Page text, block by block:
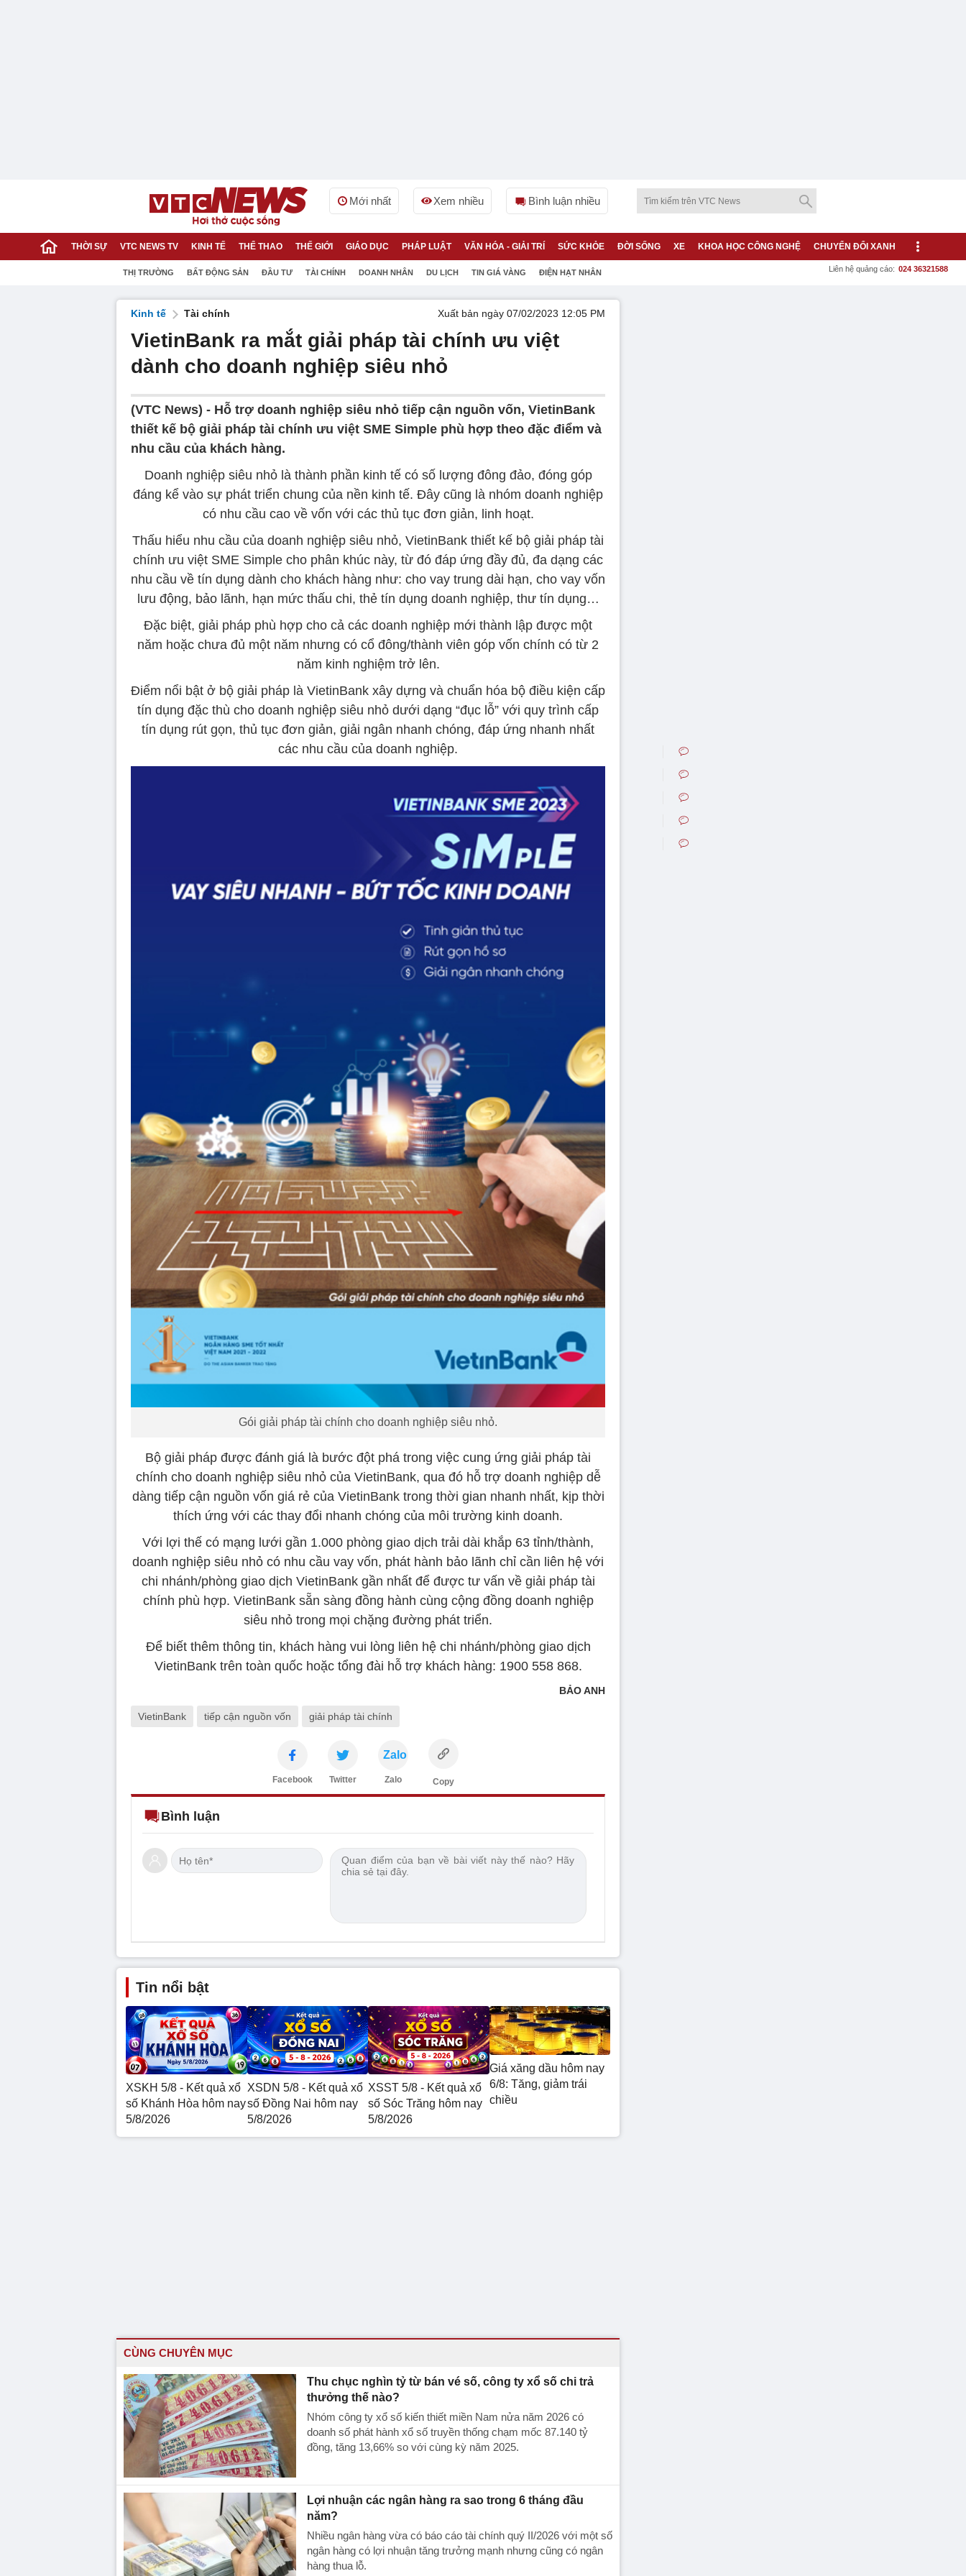
Mới nhất Xem nhiều Bình luận nhiều
THỜI SỰ VTC NEWS TV KINH TẾ THỂ THAO THẾ GIỚI GIÁO DỤC PHÁP LUẬT VĂN HÓA - GIẢI TRÍ SỨC KHỎE ĐỜI SỐNG XE KHOA HỌC CÔNG NGHỆ CHUYỂN ĐỔI XANH
THỊ TRƯỜNG BẤT ĐỘNG SẢN ĐẦU TƯ TÀI CHÍNH DOANH NHÂN DU LỊCH TIN GIÁ VÀNG ĐIỆN HẠT NHÂN Liên hệ quảng cáo: 024 36321588
Kinh tế Tài chính Xuất bản ngày 07/02/2023 12:05 PM
VietinBank ra mắt giải pháp tài chính ưu việt
dành cho doanh nghiệp siêu nhỏ
(VTC News) - Hỗ trợ doanh nghiệp siêu nhỏ tiếp cận nguồn vốn, VietinBank
thiết kế bộ giải pháp tài chính ưu việt SME Simple phù hợp theo đặc điểm và
nhu cầu của khách hàng.
Doanh nghiệp siêu nhỏ là thành phần kinh tế có số lượng đông đảo, đóng góp
đáng kể vào sự phát triển chung của nền kinh tế. Đây cũng là nhóm doanh nghiệp
có nhu cầu cao về vốn với các thủ tục đơn giản, linh hoạt.
Thấu hiểu nhu cầu của doanh nghiệp siêu nhỏ, VietinBank thiết kế bộ giải pháp tài
chính ưu việt SME Simple cho phân khúc này, từ đó đáp ứng đầy đủ, đa dạng các
nhu cầu về tín dụng dành cho khách hàng như: cho vay trung dài hạn, cho vay vốn
lưu động, bảo lãnh, hạn mức thấu chi, thẻ tín dụng doanh nghiệp, thư tín dụng…
Đặc biệt, giải pháp phù hợp cho cả các doanh nghiệp mới thành lập được một
năm hoặc chưa đủ một năm nhưng có cổ đông/thành viên góp vốn chính có từ 2
năm kinh nghiệm trở lên.
Điểm nổi bật ở bộ giải pháp là VietinBank xây dựng và chuẩn hóa bộ điều kiện cấp
tín dụng đặc thù cho doanh nghiệp siêu nhỏ dưới dạng “đục lỗ” với quy trình cấp
tín dụng rút gọn, thủ tục đơn giản, giải ngân nhanh chóng, đáp ứng nhanh nhất
các nhu cầu của doanh nghiệp.
Gói giải pháp tài chính cho doanh nghiệp siêu nhỏ.
Bộ giải pháp được đánh giá là bước đột phá trong việc cung ứng giải pháp tài
chính cho doanh nghiệp siêu nhỏ của VietinBank, qua đó hỗ trợ doanh nghiệp dễ
dàng tiếp cận nguồn vốn giá rẻ của VietinBank trong thời gian nhanh nhất, kịp thời
thích ứng với các thay đổi nhanh chóng của môi trường kinh doanh.
Với lợi thế có mạng lưới gần 1.000 phòng giao dịch trải dài khắp 63 tỉnh/thành,
doanh nghiệp siêu nhỏ có nhu cầu vay vốn, phát hành bảo lãnh chỉ cần liên hệ với
chi nhánh/phòng giao dịch VietinBank gần nhất để được tư vấn về giải pháp tài
chính phù hợp. VietinBank sẵn sàng đồng hành cùng cộng đồng doanh nghiệp
siêu nhỏ trong mọi chặng đường phát triển.
Để biết thêm thông tin, khách hàng vui lòng liên hệ chi nhánh/phòng giao dịch
VietinBank trên toàn quốc hoặc tổng đài hỗ trợ khách hàng: 1900 558 868.
BẢO ANH
VietinBank tiếp cận nguồn vốn giải pháp tài chính
Facebook Twitter
Zalo
Zalo Copy
Bình luận
Tin nổi bật
XSKH 5/8 - Kết quả xổ
số Khánh Hòa hôm nay
5/8/2026
XSDN 5/8 - Kết quả xổ
số Đồng Nai hôm nay
5/8/2026
XSST 5/8 - Kết quả xổ
số Sóc Trăng hôm nay
5/8/2026
Giá xăng dầu hôm nay
6/8: Tăng, giảm trái
chiều
CÙNG CHUYÊN MỤC
Thu chục nghìn tỷ từ bán vé số, công ty xổ số chi trả
thưởng thế nào?
Nhóm công ty xổ số kiến thiết miền Nam nửa năm 2026 có
doanh số phát hành xổ số truyền thống chạm mốc 87.140 tỷ
đồng, tăng 13,66% so với cùng kỳ năm 2025.
Lợi nhuận các ngân hàng ra sao trong 6 tháng đầu
năm?
Nhiều ngân hàng vừa có báo cáo tài chính quý II/2026 với một số
ngân hàng có lợi nhuận tăng trưởng mạnh nhưng cũng có ngân
hàng thua lỗ.